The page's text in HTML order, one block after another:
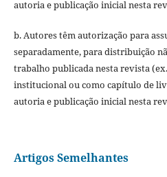
autoria e publicação inicial nesta
b. Autores têm autorização para
separadamente, para distribuição
trabalho publicada nesta revista
institucional ou como capítulo de
autoria e publicação inicial nesta
Artigos Semelhantes